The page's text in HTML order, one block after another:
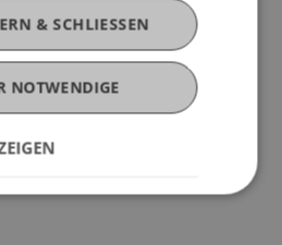
& SCHLIESSEN
NOTWENDIGE